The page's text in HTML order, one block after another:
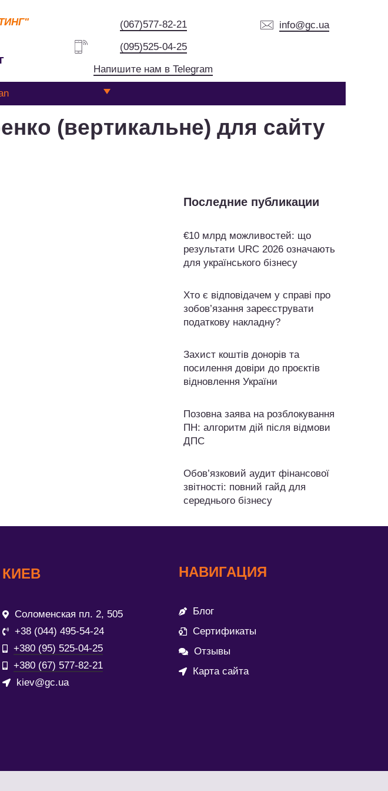
(067)577-82-21
(095)525-04-25
Напишите нам в Telegram
info@gc.ua
(вертикальне) для сайту
Последние публикации
€10 млрд можливостей: що
результати URC 2026 означають
для українського бізнесу
Хто є відповідачем у справі про
зобов’язання зареєструвати
податкову накладну?
Захист коштів донорів та
посилення довіри до проєктів
відновлення України
Позовна заява на розблокування
ПН: алгоритм дій після відмови
ДПС
Обов’язковий аудит фінансової
звітності: повний гайд для
середнього бізнесу
КИЕВ
Соломенская пл. 2, 505
+38 (044) 495-54-24
+380 (95) 525-04-25
+380 (67) 577-82-21
kiev@gc.ua
НАВИГАЦИЯ
Блог
Сертификаты
Отзывы
Карта сайта